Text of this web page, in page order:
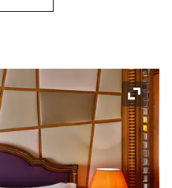
展开